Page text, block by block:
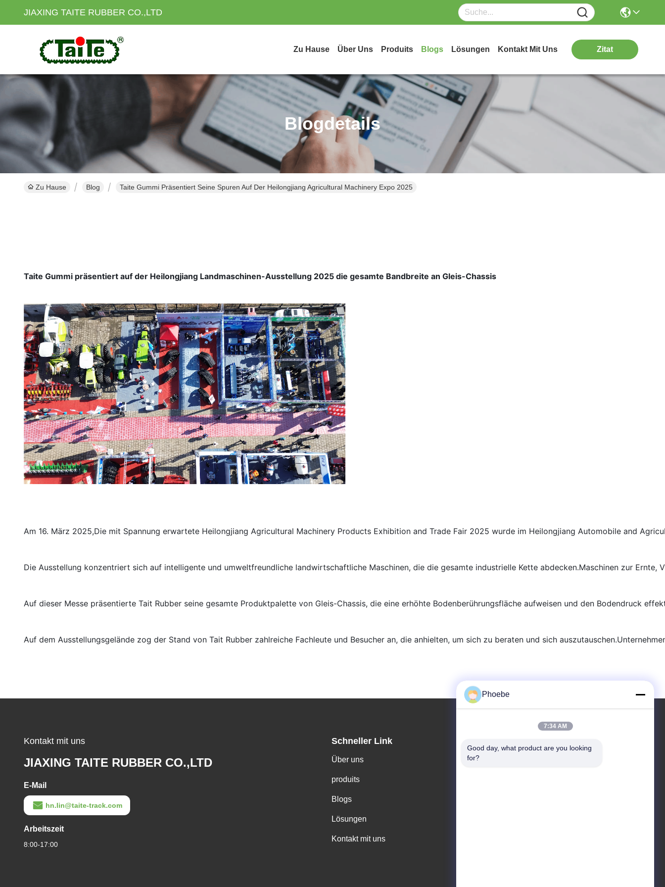
JIAXING TAITE RUBBER CO.,LTD
Zu Hause Über Uns Produits Blogs Lösungen Kontakt Mit Uns Zitat
Blogdetails
Zu Hause Blog Taite Gummi Präsentiert Seine Spuren Auf Der Heilongjiang Agricultural Machinery Expo 2025
Taite Gummi präsentiert auf der Heilongjiang Landmaschinen-Ausstellung 2025 die gesamte Bandbreite an Gleis-Chassis
Am 16. März 2025,Die mit Spannung erwartete Heilongjiang Agricultural Machinery Products Exhibition and Trade Fair 2025 wurde im Heilongjiang Automobile and
Die Ausstellung konzentriert sich auf intelligente und umweltfreundliche landwirtschaftliche Maschinen, die die gesamte industrielle Kette abdecken.Maschinen zur Ernte,
Auf dieser Messe präsentierte Tait Rubber seine gesamte Produktpalette von Gleis-Chassis, die eine erhöhte Bodenberührungsfläche aufweisen und den Bodendruck
Auf dem Ausstellungsgelände zog der Stand von Tait Rubber zahlreiche Fachleute und Besucher an, die anhielten, um sich zu beraten und sich
Kontakt mit uns
JIAXING TAITE RUBBER CO.,LTD
E-Mail
hn.lin@taite-track.com
Arbeitszeit
8:00-17:00
Schneller Link
Über uns
produits
Blogs
Lösungen
Kontakt mit uns
Anschrift
Phoebe
7:34 AM
Good day, what product are you looking
for?